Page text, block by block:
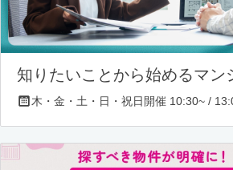
知りたいことから始めるマン